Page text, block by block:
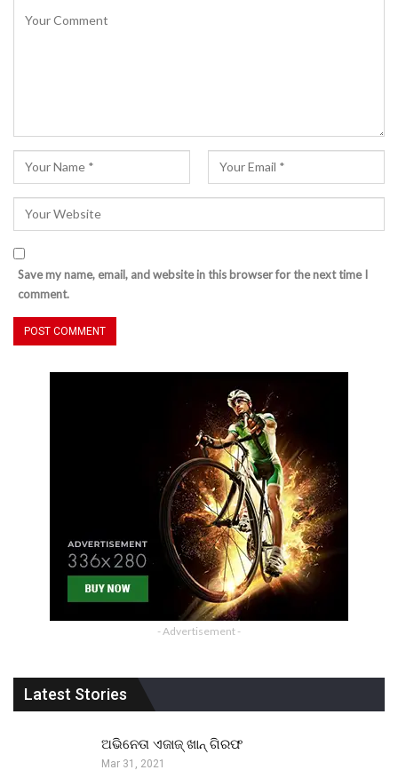
Save my name, email, and website in this browser for the next time I
comment.
- Advertisement -
Latest Stories
ଅଭିନେତା ଏଜାଜ୍ ଖାନ୍ ଗିରଫ
Mar 31, 2021